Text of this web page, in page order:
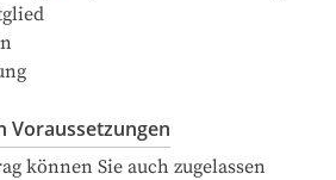
Voraussetzungen
können Sie auch zugelassen